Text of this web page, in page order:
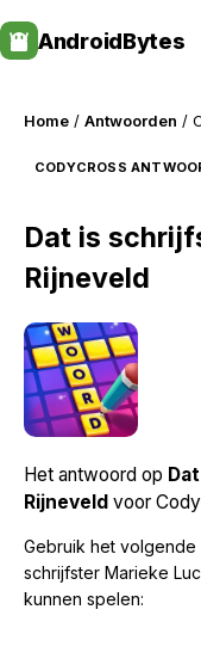
to
content
AndroidBytes
Home / Antwoorden /
CODYCROSS
Dat is
Rijneveld
Het antwoord op
Rijneveld voor
Gebruik het
schrijfster Marieke
kunnen spelen: